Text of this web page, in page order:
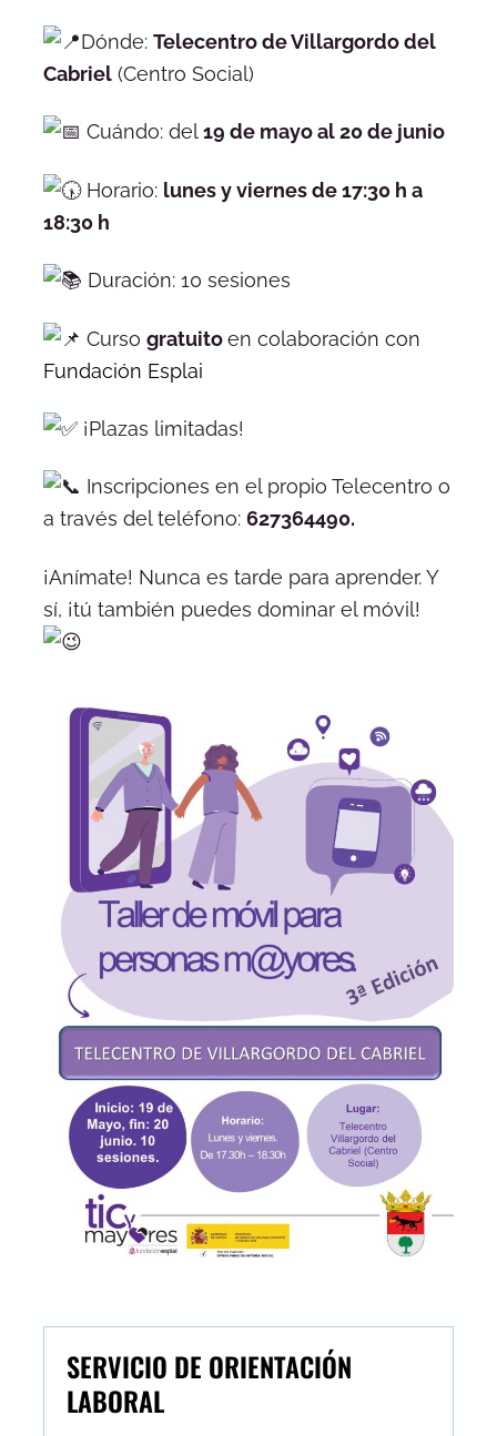
Dónde: Telecentro de Villargordo del
Cabriel(Centro Social)
Cuándo: del19 de mayo al 20 de junio
Horario: lunes y viernes de 17:30 h a
18:30 h
Duración: 10 sesiones
Curso gratuitoen colaboración con
Fundación Esplai
¡Plazas limitadas!
Inscripciones en el propio Telecentro o
a través del teléfono: 627364490.
¡Anímate! Nunca es tarde para aprender. Y
sí, ¡tú también puedes dominar el móvil!
SERVICIO DE ORIENTACIÓN
LABORAL